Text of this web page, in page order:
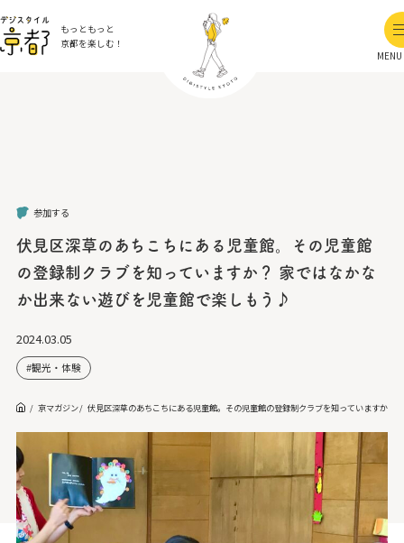
もっともっと
京都を楽しむ！
MENU
参加する
伏見区深草のあちこちにある児童館。その児童館
の登録制クラブを知っていますか？ 家ではなかな
か出来ない遊びを児童館で楽しもう♪
2024.03.05
観光・体験
京マガジン 伏見区深草のあちこちにある児童館。その児童館の登録制クラブを知っていますか